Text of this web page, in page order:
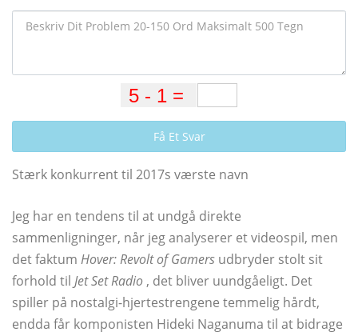
Få Et Svar
Stærk konkurrent til 2017s værste navn
Jeg har en tendens til at undgå direkte
sammenligninger, når jeg analyserer et videospil, men
det faktum Hover: Revolt of Gamers udbryder stolt sit
forhold til Jet Set Radio , det bliver uundgåeligt. Det
spiller på nostalgi-hjertestrengene temmelig hårdt,
endda får komponisten Hideki Naganuma til at bidrage